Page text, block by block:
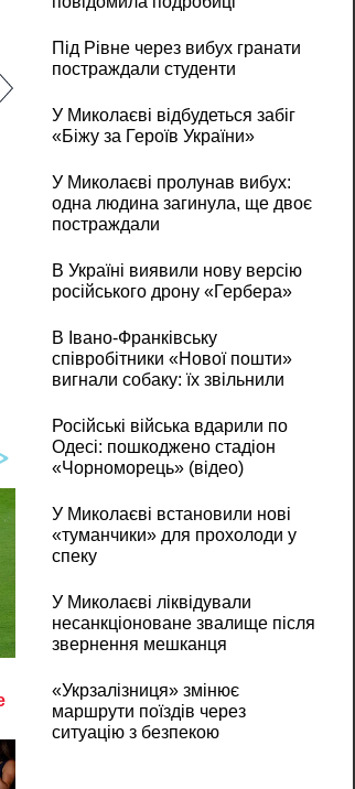
Під Рівне через вибух гранати
постраждали студенти
У Миколаєві відбудеться забіг
«Біжу за Героїв України»
У Миколаєві пролунав вибух:
одна людина загинула, ще двоє
постраждали
В Україні виявили нову версію
російського дрону «Гербера»
В Івано-Франківську
співробітники «Нової пошти»
вигнали собаку: їх звільнили
Російські війська вдарили по
Одесі: пошкоджено стадіон
«Чорноморець» (відео)
У Миколаєві встановили нові
«туманчики» для прохолоди у
спеку
У Миколаєві ліквідували
несанкціоноване звалище після
звернення мешканця
«Укрзалізниця» змінює
маршрути поїздів через
ситуацію з безпекою